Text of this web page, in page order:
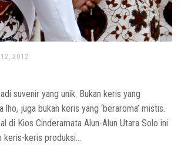
12, 2012
suvenir yang unik. Bukan keris yang
lho, juga bukan keris yang ‘beraroma’ mistis.
di Kios Cinderamata Alun-Alun Utara Solo ini
keris produksi...